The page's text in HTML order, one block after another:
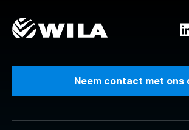
Neem contact met ons